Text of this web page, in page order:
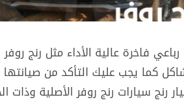
فاخرة عالية الأداء مثل رنج
كما يجب عليك التأكد من صيانتها
رنج سيارات رنج روفر الأصلية وذات